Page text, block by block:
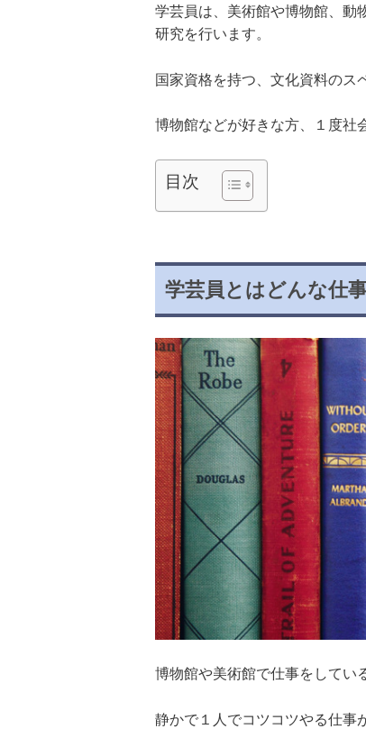
学芸員は、美術館や博物館、動
研究を行います。
国家資格を持つ、文化資料のス
博物館などが好きな方、１度社
目次
学芸員とはどんな仕
博物館や美術館で仕事をしてい
静かで１人でコツコツやる仕事